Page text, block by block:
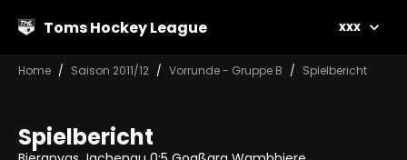
Toms Hockey League xxx
Home Saison 2011/12 Vorrunde - Gruppe B Spielbericht
Spielbericht